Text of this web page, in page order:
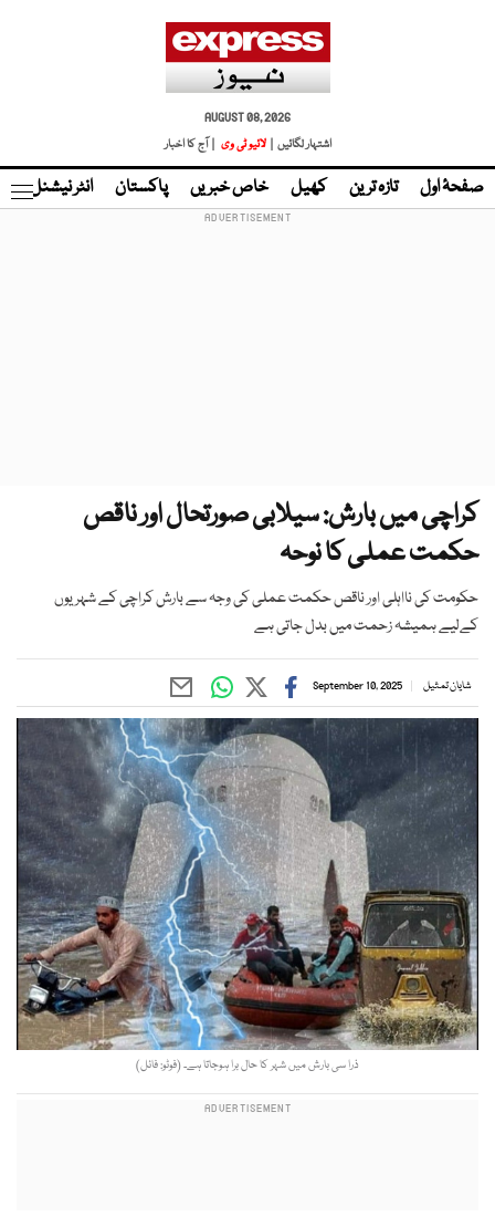
AUGUST 08, 2026
اشتہار لگائیں |
لائیو ٹی وی | آج کا اخبار
صفحۂ اول تازہ ترین کھیل خاص خبریں پاکستان انٹر نیشنل
کراچی میں بارش: سیلابی صورتحال اور ناقص
حکمت عملی کا نوحہ
حکومت کی نااہلی اور ناقص حکمت عملی کی وجہ سے بارش کراچی کے شہریوں
کےلیے ہمیشہ زحمت میں بدل جاتی ہے
شایان تمثیل September 10, 2025
ذرا سی بارش میں شہر کا حال برا ہوجاتا ہے۔ (فوٹو: فائل)